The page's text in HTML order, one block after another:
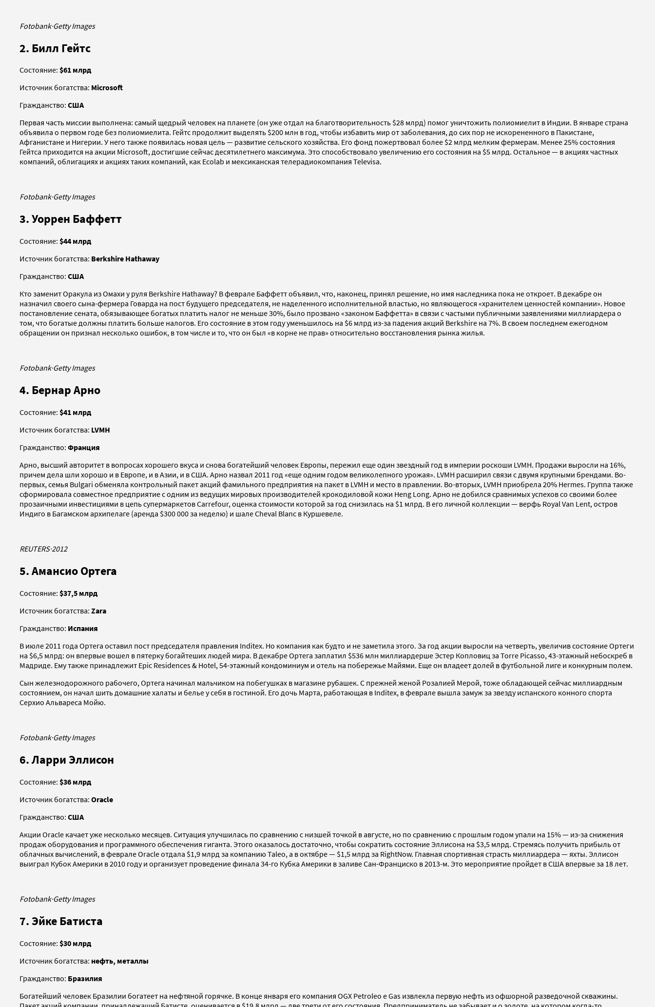
Fotobank·Getty Images
2. Билл Гейтс
Состояние: $61 млрд
Источник богатства: Microsoft
Гражданство: США
Первая часть миссии выполнена: самый щедрый человек на планете (он уже отдал на благотворительность $28 млрд) помог уничтожить полиомиелит в Индии. В январе страна
объявила о первом годе без полиомиелита. Гейтс продолжит выделять $200 млн в год, чтобы избавить мир от заболевания, до сих пор не искорененного в Пакистане,
Афганистане и Нигерии. У него также появилась новая цель — развитие сельского хозяйства. Его фонд пожертвовал более $2 млрд мелким фермерам. Менее 25% состояния
Гейтса приходится на акции Microsoft, достигшие сейчас десятилетнего максимума. Это способствовало увеличению его состояния на $5 млрд. Остальное — в акциях частных
компаний, облигациях и акциях таких компаний, как Ecolab и мексиканская телерадиокомпания Televisa.
Fotobank·Getty Images
3. Уоррен Баффетт
Состояние: $44 млрд
Источник богатства: Berkshire Hathaway
Гражданство: США
Кто заменит Оракула из Омахи у руля Berkshire Hathaway? В феврале Баффетт объявил, что, наконец, принял решение, но имя наследника пока не откроет. В декабре он
назначил своего сына-фермера Говарда на пост будущего председателя, не наделенного исполнительной властью, но являющегося «хранителем ценностей компании». Новое
постановление сената, обязывающее богатых платить налог не меньше 30%, было прозвано «законом Баффетта» в связи с частыми публичными заявлениями миллиардера о
том, что богатые должны платить больше налогов. Его состояние в этом году уменьшилось на $6 млрд из-за падения акций Berkshire на 7%. В своем последнем ежегодном
обращении он признал несколько ошибок, в том числе и то, что он был «в корне не прав» относительно восстановления рынка жилья.
Fotobank·Getty Images
4. Бернар Арно
Состояние: $41 млрд
Источник богатства: LVMH
Гражданство: Франция
Арно, высший авторитет в вопросах хорошего вкуса и снова богатейший человек Европы, пережил еще один звездный год в империи роскоши LVMH. Продажи выросли на 16%,
причем дела шли хорошо и в Европе, и в Азии, и в США. Арно назвал 2011 год «еще одним годом великолепного урожая». LVMH расширил связи с двумя крупными брендами. Во-
первых, семья Bulgari обменяла контрольный пакет акций фамильного предприятия на пакет в LVMH и место в правлении. Во-вторых, LVMH приобрела 20% Hermes. Группа также
сформировала совместное предприятие с одним из ведущих мировых производителей крокодиловой кожи Heng Long. Арно не добился сравнимых успехов со своими более
прозаичными инвестициями в цепь супермаркетов Carrefour, оценка стоимости которой за год снизилась на $1 млрд. В его личной коллекции — верфь Royal Van Lent, остров
Индиго в Багамском архипелаге (аренда $300 000 за неделю) и шале Cheval Blanc в Куршевеле.
REUTERS·2012
5. Амансио Ортега
Состояние: $37,5 млрд
Источник богатства: Zara
Гражданство: Испания
В июле 2011 года Ортега оставил пост председателя правления Inditex. Но компания как будто и не заметила этого. За год акции выросли на четверть, увеличив состояние Ортеги
на $6,5 млрд: он впервые вошел в пятерку богайтеших людей мира. В декабре Ортега заплатил $536 млн миллиардерше Эстер Копловиц за Torre Picasso, 43-этажный небоскреб в
Мадриде. Ему также принадлежит Epic Residences & Hotel, 54-этажный кондоминиум и отель на побережье Майями. Еще он владеет долей в футбольной лиге и конкурным полем.
Сын железнодорожного рабочего, Ортега начинал мальчиком на побегушках в магазине рубашек. С прежней женой Розалией Мерой, тоже обладающей сейчас миллиардным
состоянием, он начал шить домашние халаты и белье у себя в гостиной. Его дочь Марта, работающая в Inditex, в феврале вышла замуж за звезду испанского конного спорта
Серхио Альвареса Мойю.
Fotobank·Getty Images
6. Ларри Эллисон
Состояние: $36 млрд
Источник богатства: Oracle
Гражданство: США
Акции Oracle качает уже несколько месяцев. Ситуация улучшилась по сравнению с низшей точкой в августе, но по сравнению с прошлым годом упали на 15% — из-за снижения
продаж оборудования и программного обеспечения гиганта. Этого оказалось достаточно, чтобы сократить состояние Эллисона на $3,5 млрд. Стремясь получить прибыль от
облачных вычислений, в феврале Oracle отдала $1,9 млрд за компанию Taleo, а в октябре — $1,5 млрд за RightNow. Главная спортивная страсть миллиардера — яхты. Эллисон
выиграл Кубок Америки в 2010 году и организует проведение финала 34-го Кубка Америки в заливе Сан-Франциско в 2013-м. Это мероприятие пройдет в США впервые за 18 лет.
Fotobank·Getty Images
7. Эйке Батиста
Состояние: $30 млрд
Источник богатства: нефть, металлы
Гражданство: Бразилия
Богатейший человек Бразилии богатеет на нефтяной горячке. В конце января его компания OGX Petroleo e Gas извлекла первую нефть из офшорной разведочной скважины.